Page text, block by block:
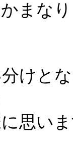
まな
けと
思いま